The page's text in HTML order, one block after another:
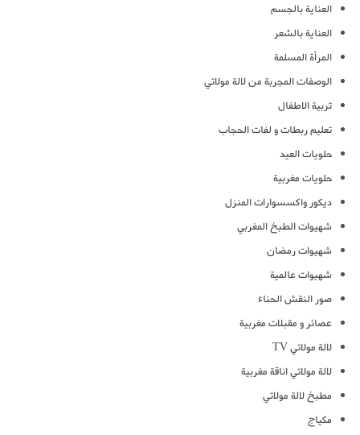
العناية بالجسم
العناية بالشعر
المرأة المسلمة
الوصفات المجربة من لالة مولاتي
تربية الاطفال
تعليم ربطات و لفات الحجاب
حلويات العيد
حلويات مغربية
ديكور واكسسوارات المنزل
شهيوات الطبخ المغربي
شهيوات رمضان
شهيوات عالمية
صور النقش الحناء
عصائر و مقبلات مغربية
لالة مولاتي TV
لالة مولاتي اناقة مغربية
مطبخ لالة مولاتي
مكياج